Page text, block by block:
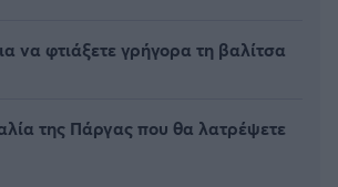
να φτιάξετε γρήγορα τη βαλίτσα
της Πάργας που θα λατρέψετε